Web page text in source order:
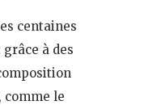
centaines
à des
comme le